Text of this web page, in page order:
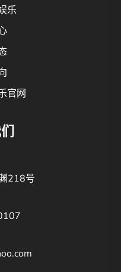
乐
官网
218号